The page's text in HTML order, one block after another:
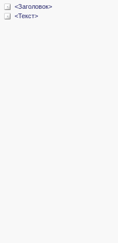
<Заголовок>
<Текст>